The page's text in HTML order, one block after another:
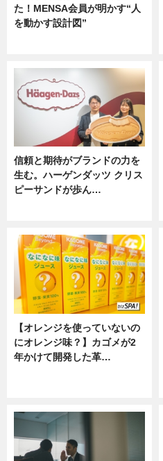
た！MENSA会員が明かす“人
を動かす設計図”
信頼と期待がブランドの力を
生む。ハーゲンダッツ クリス
ピーサンドが歩ん…
【オレンジを使っていないの
にオレンジ味？】カゴメが2
年かけて開発した革…